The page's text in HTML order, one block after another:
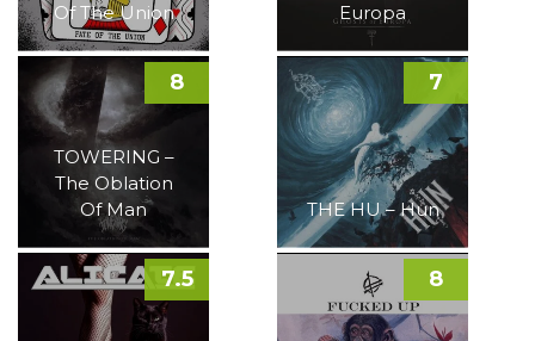
Of The Union
Europa
TOWERING –
The Oblation
Of Man
8
THE HU – Hun
7
7.5 8